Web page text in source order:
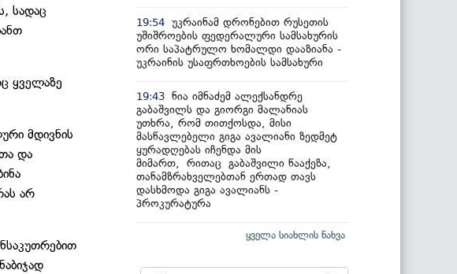
სადაც
ყველაზე
მდივნის
და
არ
19:54 უკრაინამ დრონებით რუსეთის
უშიშროების ფედერალური სამსახურის
ორი საპატრულო ხომალდი დააზიანა -
უკრაინის უსაფრთხოების სამსახური
19:43 ნია იმნაძემ ალექსანდრე
გაბაშვილს და გიორგი მალანიას
უთხრა, რომ თითქოსდა, მისი
მასწავლებელი გიგა ავალიანი ზედმეტ
ყურადღებას იჩენდა მის
მიმართ, რითაც გაბაშვილი წააქეზა,
თანამზრახველებთან ერთად თავს
დასხმოდა გიგა ავალიანს -
პროკურატურა
ყველა სიახლის ნახვა